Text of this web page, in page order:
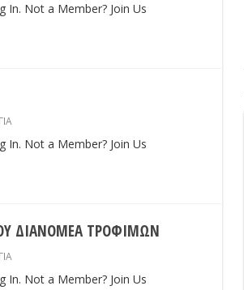
In. Not a Member? Join Us
In. Not a Member? Join Us
ΔΙΑΝΟΜΕΑ ΤΡΟΦΙΜΩΝ
In. Not a Member? Join Us